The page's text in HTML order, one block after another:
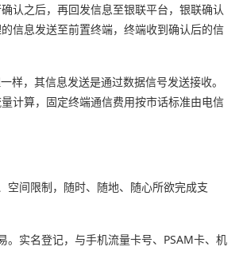
认之后，再回发信息至银联平台，银联确认
信息发送至前置终端，终端收到确认后的信
样，其信息发送是通过数据信号发送接收。
计算，固定终端通信费用按市话标准由电信
空间限制，随时、随地、随心所欲完成支
。实名登记，与手机流量卡号、PSAM卡、机